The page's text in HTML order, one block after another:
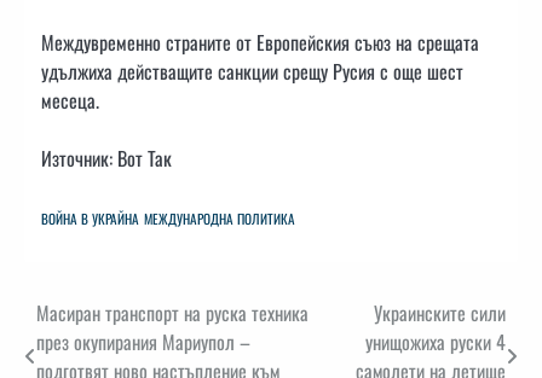
Междувременно страните от Европейския съюз на срещата
удължиха действащите санкции срещу Русия с още шест
месеца.
Източник: Вот Так
ВОЙНА В УКРАЙНА МЕЖДУНАРОДНА ПОЛИТИКА
Навигация
Масиран транспорт на руска техника
през окупирания Мариупол –
подготвят ново настъпление към
Украинските сили
унищожиха руски 4
самолети на летище